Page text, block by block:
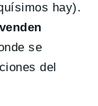
hay).
se
del